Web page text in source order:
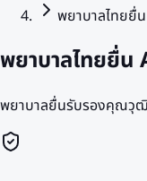
พยาบาลไทยยื่
พยาบาลไทยยื่
พยาบาลยื่นรับรองคุณวุ